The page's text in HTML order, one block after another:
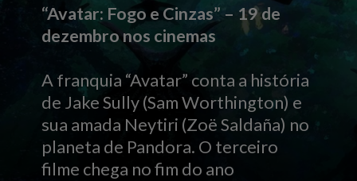
“Avatar: Fogo e Cinzas” – 19 de
dezembro nos cinemas
A franquia “Avatar” conta a história
de Jake Sully (Sam Worthington) e
sua amada Neytiri (Zoë Saldaña) no
planeta de Pandora. O terceiro
filme chega no fim do ano